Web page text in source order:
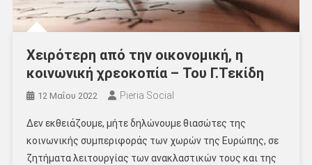
Χειρότερη από την οικονομική, η
κοινωνική χρεοκοπία – Του Γ.Τεκίδη
12 Μαΐου 2022 Pieria Social
Δεν εκθειάζουμε, μήτε δηλώνουμε θιασώτες της
κοινωνικής συμπεριφοράς των χωρών της Ευρώπης, σε
ζητήματα λειτουργίας των ανακλαστικών τους και της